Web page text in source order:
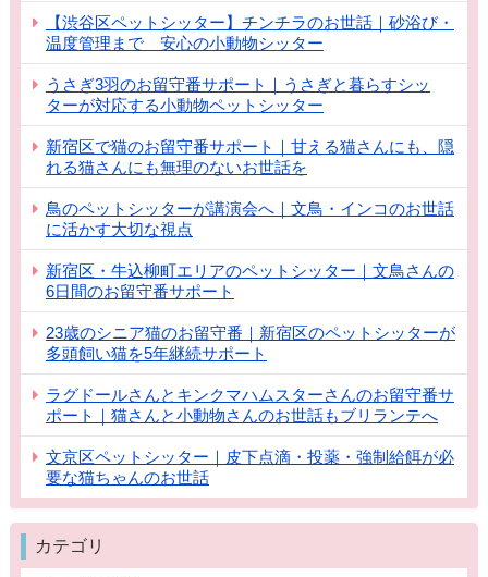
【渋谷区ペットシッター】チンチラのお世話｜砂浴び・
温度管理まで 安心の小動物シッター
うさぎ3羽のお留守番サポート｜うさぎと暮らすシッ
ターが対応する小動物ペットシッター
新宿区で猫のお留守番サポート｜甘える猫さんにも、隠
れる猫さんにも無理のないお世話を
鳥のペットシッターが講演会へ｜文鳥・インコのお世話
に活かす大切な視点
新宿区・牛込柳町エリアのペットシッター｜文鳥さんの
6日間のお留守番サポート
23歳のシニア猫のお留守番｜新宿区のペットシッターが
多頭飼い猫を5年継続サポート
ラグドールさんとキンクマハムスターさんのお留守番サ
ポート｜猫さんと小動物さんのお世話もブリランテへ
文京区ペットシッター｜皮下点滴・投薬・強制給餌が必
要な猫ちゃんのお世話
カテゴリ